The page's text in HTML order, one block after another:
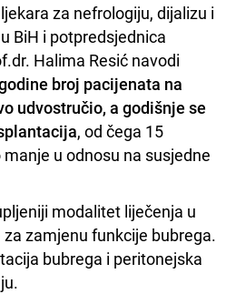
za nefrologiju, dijalizu i
BiH i potpredsjednica
Halima Resić navodi
broj pacijenata na
udvostručio, a godišnje se
, od čega 15
u odnosu na susjedne
modalitet liječenja u
zamjenu funkcije bubrega.
bubrega i peritonejska